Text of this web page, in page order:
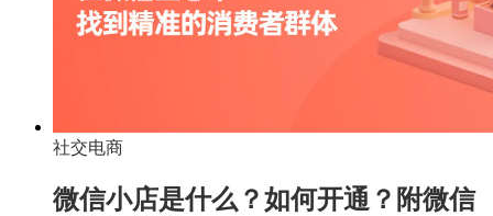
社交电商
微信小店是什么？如何开通？附微信